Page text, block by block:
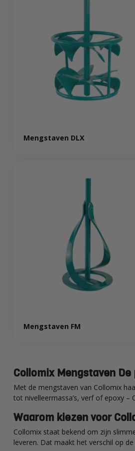
Mengstaven DLX
Mengstaven FM
Collomix Mengstaven
Met de mengstaven van Collomix
tot nivelleermassa’s, verf of epoxy –
Waarom kiezen voor
Collomix staat bekend om zijn
leveren. Dat maakt het verschil op